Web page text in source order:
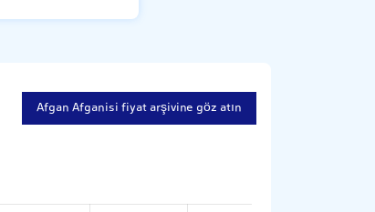
Afgan Afganisi fiyat arşivine göz atın